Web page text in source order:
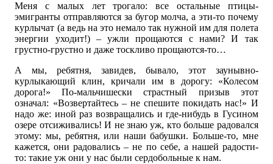
Меня с малых лет трогало: все остальные птицы-
эмигранты отправляются за бугор молча, а эти-то почему
курлычат (а ведь на это немало так нужной им для полета
энергии уходит!) – ужли прощаются с нами? И так
грустно-грустно и даже тоскливо прощаются-то…
А мы, ребятня, завидев, бывало, этот заунывно-
курлыкающий клин, кричали им в дорогу: «Колесом
дорога!» По-мальчишески страстный призыв этот
означал: «Возвертайтесь – не спешите покидать нас!» И
надо же: иной раз возвращались и где-нибудь в Гусином
озере отсиживались! И не знаю уж, кто больше радовался
этому: мы, ребятня, или наши бабушки. Больше-то, мне
кажется, они радовались – не по себе, а нашей радости-
то: такие уж они у нас были сердобольные к нам.